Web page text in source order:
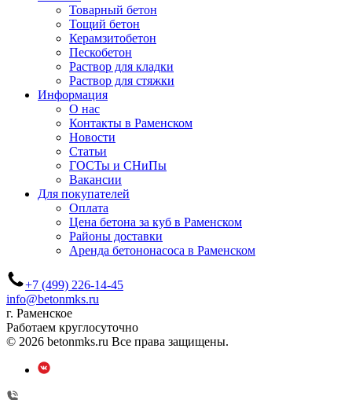
Товарный бетон
Тощий бетон
Керамзитобетон
Пескобетон
Раствор для кладки
Раствор для стяжки
Информация
О нас
Контакты в Раменском
Новости
Статьи
ГОСТы и СНиПы
Вакансии
Для покупателей
Оплата
Цена бетона за куб в Раменском
Районы доставки
Аренда бетононасоса в Раменском
+7 (499) 226-14-45
info@betonmks.ru
г. Раменское
Работаем круглосуточно
© 2026 betonmks.ru Все права защищены.